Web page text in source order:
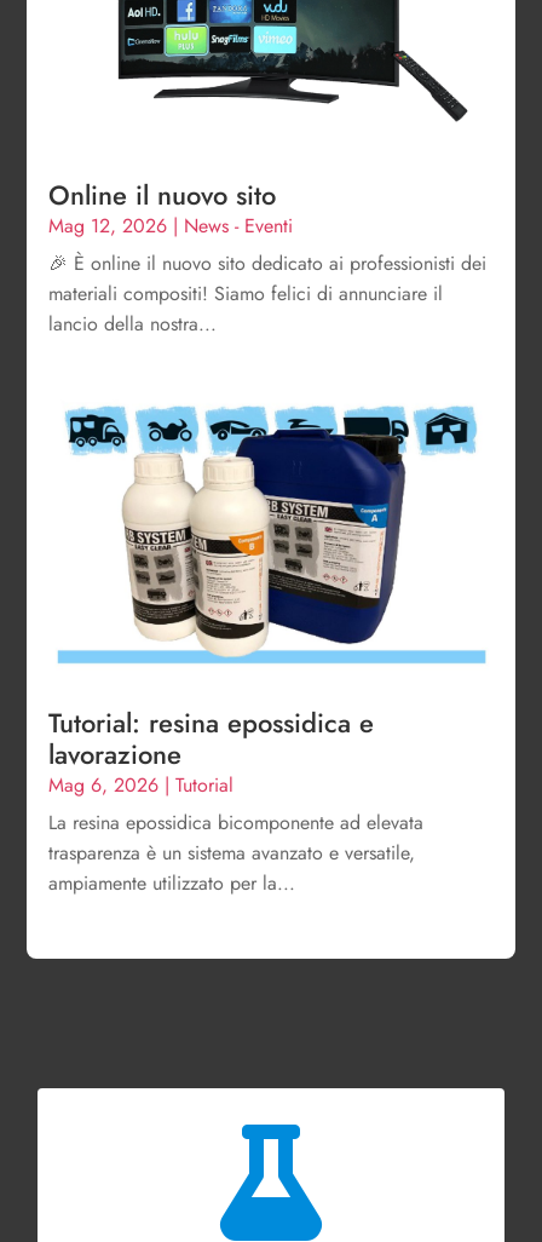
Online il nuovo sito
Mag 12, 2026 | News - Eventi
🎉 È online il nuovo sito dedicato ai professionisti dei
materiali compositi! Siamo felici di annunciare il
lancio della nostra...
Tutorial: resina epossidica e
lavorazione
Mag 6, 2026 |Tutorial
La resina epossidica bicomponente ad elevata
trasparenza è un sistema avanzato e versatile,
ampiamente utilizzato per la...
